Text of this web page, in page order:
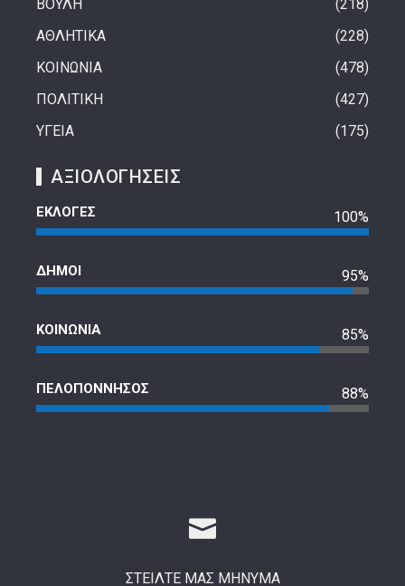
ΒΟΥΛΗ
218
ΑΘΛΗΤΙΚΑ
228
ΚΟΙΝΩΝΙΑ
478
ΠΟΛΙΤΙΚΗ
427
ΥΓΕΙΑ
175
ΑΞΙΟΛΟΓΗΣΕΙΣ
ΕΚΛΟΓΕΣ 100%
ΔΗΜΟΙ 95%
ΚΟΙΝΩΝΙΑ 85%
ΠΕΛΟΠΟΝΝΗΣΟΣ 88%
ΣΤΕΙΛΤΕ ΜΑΣ ΜΗΝΥΜΑ